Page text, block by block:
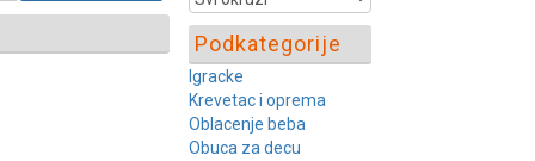
Podkategorije
Igracke
Krevetac i oprema
Oblacenje beba
Obuca za decu